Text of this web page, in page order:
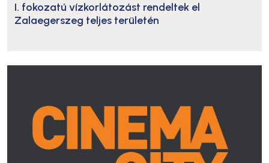
I. fokozatú vízkorlátozást rendeltek el
Zalaegerszeg teljes területén